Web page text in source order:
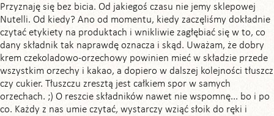
Przyznaję się bez bicia. Od jakiegoś czasu nie jemy sklepowej
Nutelli. Od kiedy? Ano od momentu, kiedy zaczęliśmy dokładnie
czytać etykiety na produktach i wnikliwie zagłębiać się w to, co
dany składnik tak naprawdę oznacza i skąd. Uważam, że dobry
krem czekoladowo-orzechowy powinien mieć w składzie przede
wszystkim orzechy i kakao, a dopiero w dalszej kolejności tłuszcz
czy cukier. Tłuszczu zresztą jest całkiem spor w samych
orzechach. ;) O reszcie składników nawet nie wspomnę... bo i po
co. Każdy z nas umie czytać, wystarczy wziąć słoik do ręki i